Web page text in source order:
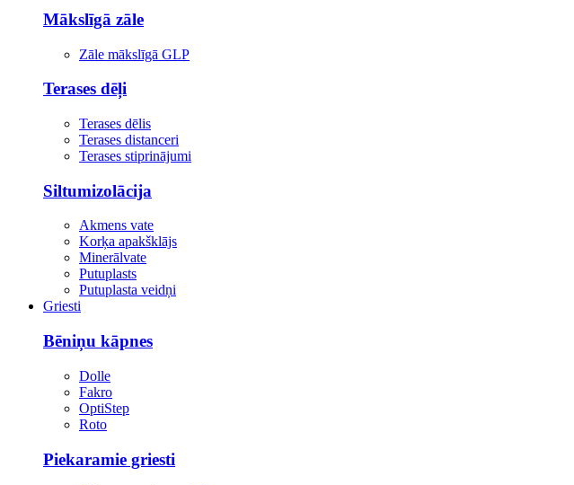
Mākslīgā zāle
Zāle mākslīgā GLP
Terases dēļi
Terases dēlis
Terases distanceri
Terases stiprinājumi
Siltumizolācija
Akmens vate
Korķa apakšklājs
Minerālvate
Putuplasts
Putuplasta veidņi
Griesti
Bēniņu kāpnes
Dolle
Fakro
OptiStep
Roto
Piekaramie griesti